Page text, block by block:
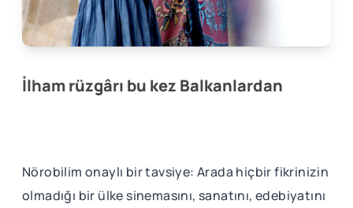
İlham rüzgârı bu kez Balkanlardan
Nörobilim onaylı bir tavsiye: Arada hiçbir fikrinizin
olmadığı bir ülke sinemasını, sanatını, edebiyatını